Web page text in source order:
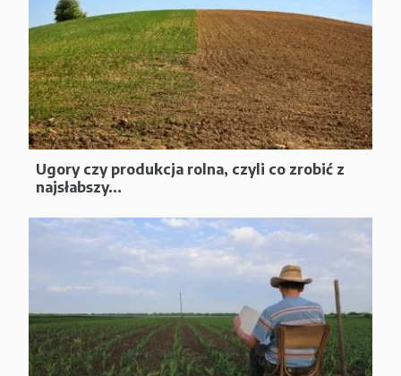
Ugory czy produkcja rolna, czyli co zrobić z
najsłabszy...